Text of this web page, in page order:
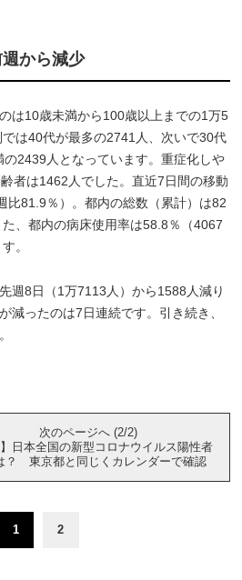
から減少
は10歳未満から100歳以上までの1万5
は40代が最多の2741人、次いで30代
2439人となっています。重症化しや
者は1462人でした。直近7日間の移動
比81.9％）。都内の総数（累計）は82
、都内の病床使用率は58.8％（4067
。
週8日（1万7113人）から1588人減り
減ったのは7日連続です。引き続き、
次のページへ (2/2)
】日本全国の新型コロナウイルス陽性者
？ 東京都と同じくカレンダーで確認
1 2